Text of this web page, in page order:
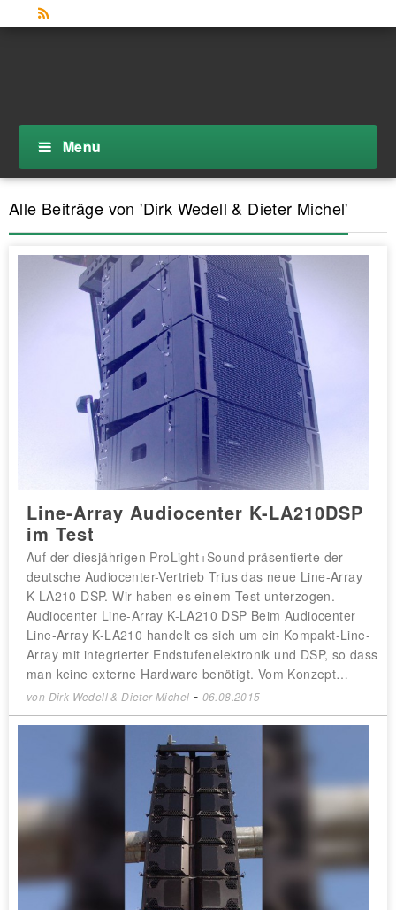
Menu
Alle Beiträge von 'Dirk Wedell & Dieter Michel'
Line-Array Audiocenter K-LA210DSP
im Test
Auf der diesjährigen ProLight+Sound präsentierte der
deutsche Audiocenter-Vertrieb Trius das neue Line-Array
K-LA210 DSP. Wir haben es einem Test unterzogen.
Audiocenter Line-Array K-LA210 DSP Beim Audiocenter
Line-Array K-LA210 handelt es sich um ein Kompakt-Line-
Array mit integrierter Endstufenelektronik und DSP, so dass
man keine externe Hardware benötigt. Vom Konzept…
von Dirk Wedell & Dieter Michel - 06.08.2015